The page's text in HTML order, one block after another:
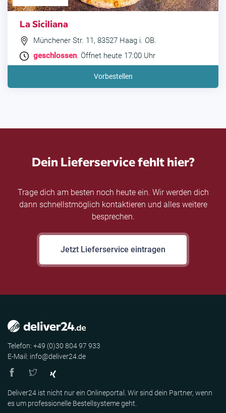
La Siciliana
Münchener Str. 11, 83527 Haag i. OB.
geschlossen. Öffnet heute 17:00 Uhr
Vorbestellen
Dein Lieferservice fehlt hier?
Trage dich am besten noch heute ein. Wir werden dich
dann schnellstmöglich kontaktieren und alles weitere
besprechen.
Jetzt Lieferservice eintragen
Telefon: +49 (0)30 804 97 933
E-Mail: info@deliver24.de
Deliver24 ist nicht nur ein Onlineportal. Wir sind dein Partner, wenn
es um professionelle Bestellsysteme geht.